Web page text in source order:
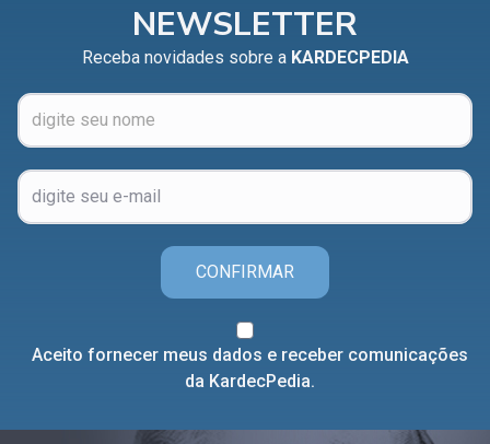
NEWSLETTER
Receba novidades sobre a KARDECPEDIA
CONFIRMAR
Aceito fornecer meus dados e receber comunicações
da KardecPedia.